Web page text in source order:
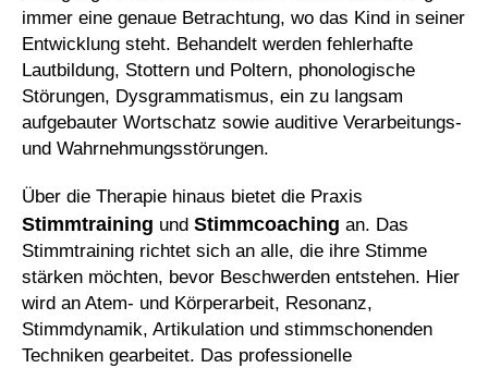
immer eine genaue Betrachtung, wo das Kind in seiner
Entwicklung steht. Behandelt werden fehlerhafte
Lautbildung, Stottern und Poltern, phonologische
Störungen, Dysgrammatismus, ein zu langsam
aufgebauter Wortschatz sowie auditive Verarbeitungs-
und Wahrnehmungsstörungen.
Über die Therapie hinaus bietet die Praxis
Stimmtraining und Stimmcoaching an. Das
Stimmtraining richtet sich an alle, die ihre Stimme
stärken möchten, bevor Beschwerden entstehen. Hier
wird an Atem- und Körperarbeit, Resonanz,
Stimmdynamik, Artikulation und stimmschonenden
Techniken gearbeitet. Das professionelle